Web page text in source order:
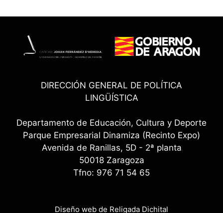
DIRECCIÓN GENERAL DE POLÍTICA
LINGÜÍSTICA
Departamento de Educación, Cultura y Deporte
Parque Empresarial Dinamiza (Recinto Expo)
Avenida de Ranillas, 5D - 2ª planta
50018 Zaragoza
Tfno: 976 71 54 65
Diseño web de Religada Dichital